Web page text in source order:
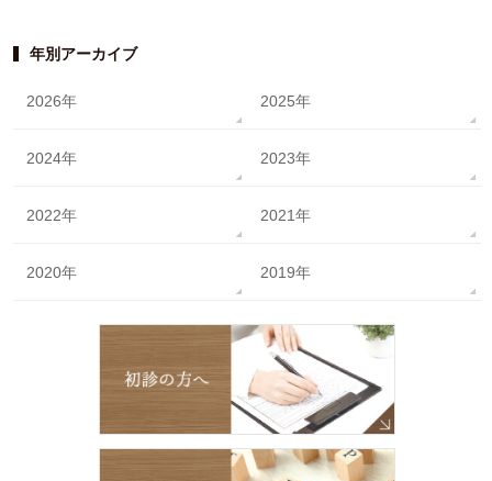
年別アーカイブ
2026年 2025年
2024年 2023年
2022年 2021年
2020年 2019年